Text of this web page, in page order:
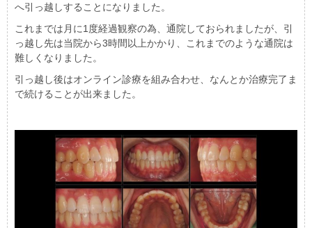
へ引っ越しすることになりました。
これまでは月に1度経過観察の為、通院しておられましたが、引
っ越し先は当院から3時間以上かかり、これまでのような通院は
難しくなりました。
引っ越し後はオンライン診療を組み合わせ、なんとか治療完了ま
で続けることが出来ました。